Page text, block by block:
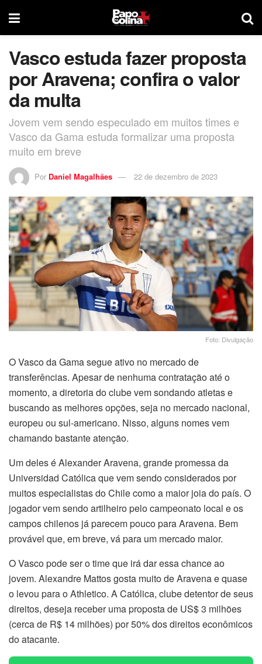
Vasco estuda fazer proposta
por Aravena; confira o valor
da multa
Jovem vem sendo especulado em muitos times e
Vasco da Gama estuda formalizar uma proposta
muito em breve
Por Daniel Magalhães 22 de dezembro de 2023
Foto: Divulgação
O Vasco da Gama segue ativo no mercado de
transferências. Apesar de nenhuma contratação até o
momento, a diretoria do clube vem sondando atletas e
buscando as melhores opções, seja no mercado nacional,
europeu ou sul-americano. Nisso, alguns nomes vem
chamando bastante atenção.
Um deles é Alexander Aravena, grande promessa da
Universidad Católica que vem sendo considerados por
muitos especialistas do Chile como a maior joia do país. O
jogador vem sendo artilheiro pelo campeonato local e os
campos chilenos já parecem pouco para Aravena. Bem
provável que, em breve, vá para um mercado maior.
O Vasco pode ser o time que irá dar essa chance ao
jovem. Alexandre Mattos gosta muito de Aravena e quase
o levou para o Athletico. A Católica, clube detentor de seus
direitos, deseja receber uma proposta de US$ 3 milhões
(cerca de R$ 14 milhões) por 50% dos direitos econômicos
do atacante.